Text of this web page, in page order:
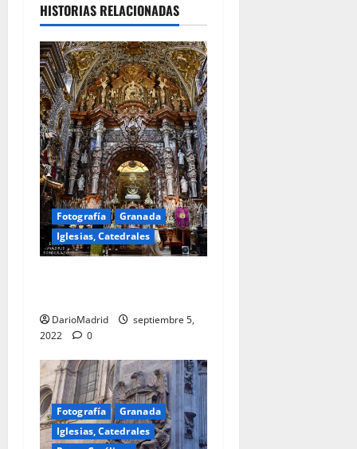
HISTORIAS RELACIONADAS
Fotografía
Granada
Iglesias, Catedrales
DarioMadrid
septiembre 5,
2022
0
Fotografía
Granada
Iglesias, Catedrales